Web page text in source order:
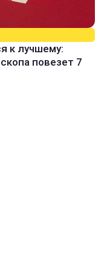
к лучшему:
повезет 7